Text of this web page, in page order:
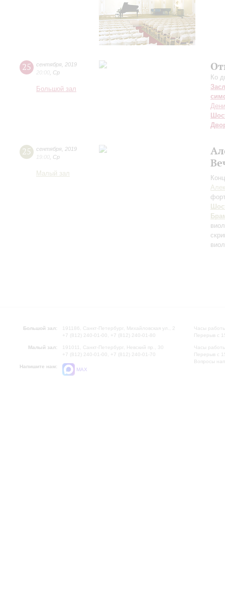
25 сентября 2019
20:00 Ср
Большой зал
Ко
25 сентября 2019
19:00 Ср
Малый зал
Большой зал:
191186, Санкт-Петербург, Михайловская ул., 2
+7 (812) 240-01-00, +7 (812) 240-01-80
Малый зал:
191011, Санкт-Петербург, Невский пр., 30
+7 (812) 240-01-00, +7 (812) 240-01-70
Напишите нам:
MAX
Часы
Перерыв с
Часы
Перерыв с
Вопросы